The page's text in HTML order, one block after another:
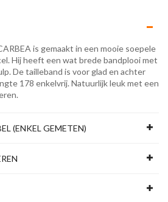
is gemaakt in een mooie soepele
Hij heeft een wat brede bandplooi met
De tailleband is voor glad en achter
178 enkelvrij. Natuurlijk leuk met een
(ENKEL GEMETEN)